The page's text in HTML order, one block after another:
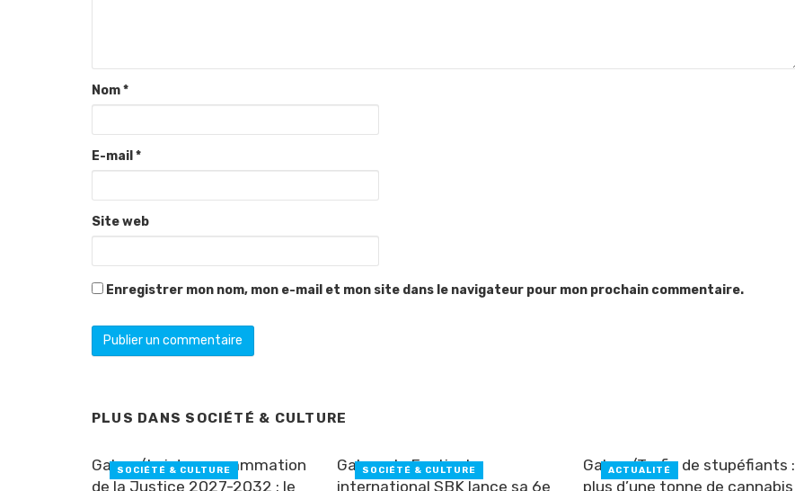
Nom*
E-mail *
Site web
Enregistrer mon nom, mon e-mail et mon site dans le navigateur pour mon prochain commentaire.
PLUS DANS SOCIÉTÉ & CULTURE
Gabon/Loi de programmation
de la Justice 2027-2032 : le
SOCIÉTÉ & CULTURE
Gabon : le Festival
international SBK lance sa 6e
SOCIÉTÉ & CULTURE
Gabon/Trafic de stupéfiants :
plus d’une tonne de cannabis
ACTUALITÉ